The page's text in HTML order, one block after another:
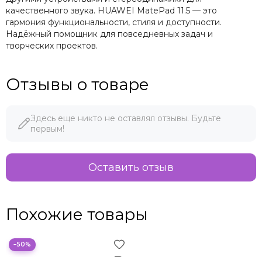
качественного звука. HUAWEI MatePad 11.5 — это
гармония функциональности, стиля и доступности.
Надёжный помощник для повседневных задач и
творческих проектов.
Отзывы о товаре
Здесь еще никто не оставлял отзывы. Будьте
первым!
Оставить отзыв
Похожие товары
−50%